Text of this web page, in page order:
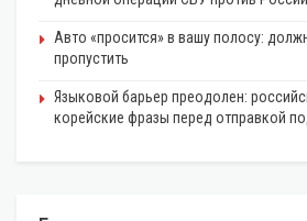
Авто «просится» в вашу полосу:
пропустить
Языковой барьер преодолен:
корейские фразы перед отправкой